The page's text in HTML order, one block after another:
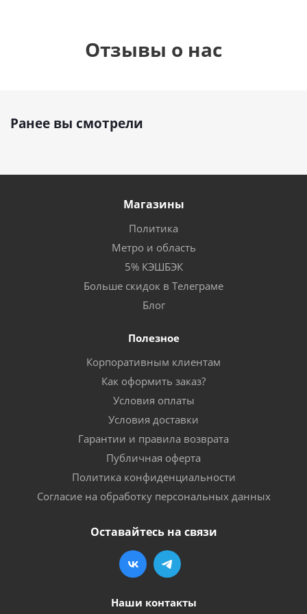
Отзывы о нас
Ранее вы смотрели
Магазины
Политика
Метро и область
5% КЭШБЭК
Больше скидок в Телеграме
Блог
Полезное
Корпоративным клиентам
Как оформить заказ?
Условия оплаты
Условия доставки
Гарантии и правила возврата
Публичная оферта
Политика конфиденциальности
Согласие на обработку персональных данных
Оставайтесь на связи
Наши контакты